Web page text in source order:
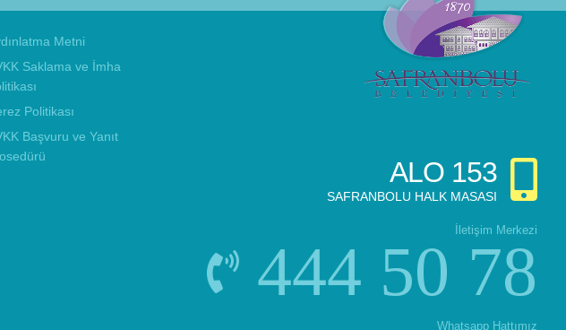
Metni
Saklama ve İmha
Politikası
Başvuru ve Yanıt
ALO 153
SAFRANBOLU HALK MASASI
İletişim Merkezi
444 50 78
Whatsapp Hattımız